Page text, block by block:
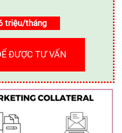
triệu/tháng
ĐƯỢC TƯ VẤN